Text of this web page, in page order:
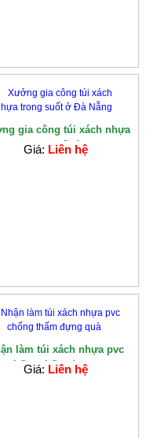
gia công túi xách nhựa
trong suốt ở...
Giá: Liên hệ
làm túi xách nhựa pvc
chống thấm đựng...
Giá: Liên hệ